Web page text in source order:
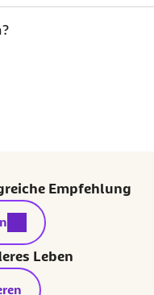
Empfehlung
Leben